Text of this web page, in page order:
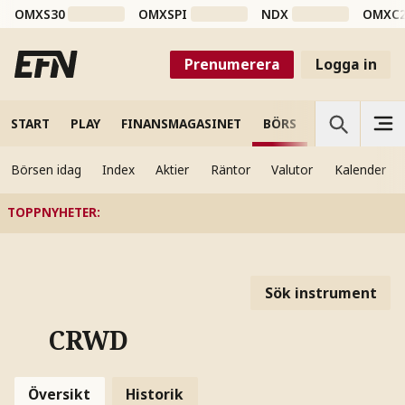
OMXS30 OMXSPI NDX
Prenumerera Logga in
START PLAY FINANSMAGASINET BÖRS VETENSKAP
Börsen idag Index Aktier Räntor Valutor Kalender
TOPPNYHETER:
Sök instrument
CRWD
Översikt Historik